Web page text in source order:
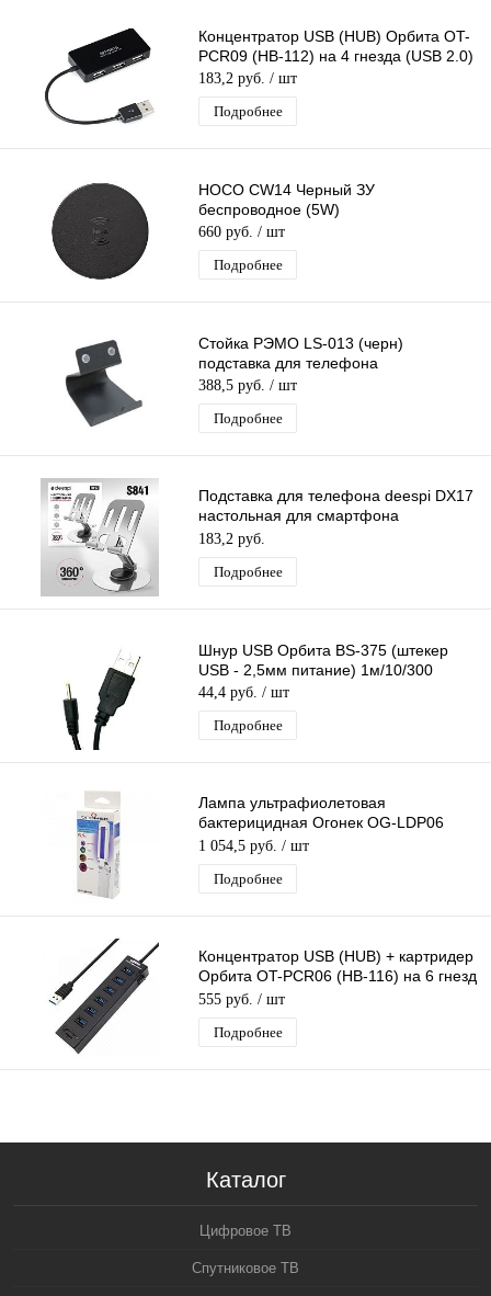
Концентратор USB (HUB) Орбита OT-
PCR09 (HB-112) на 4 гнезда (USB 2.0)
183,2 руб. / шт
Подробнее
HOCO CW14 Черный ЗУ
беспроводное (5W)
660 руб. / шт
Подробнее
Стойка РЭМО LS-013 (черн)
подставка для телефона
388,5 руб. / шт
Подробнее
Подставка для телефона deespi DX17
настольная для смартфона
держатель телефона и планшета
183,2 руб.
Подробнее
Шнур USB Орбита BS-375 (штекер
USB - 2,5мм питание) 1м/10/300
44,4 руб. / шт
Подробнее
Лампа ультрафиолетовая
бактерицидная Огонек OG-LDP06
дезинфекция (3Вт)
1 054,5 руб. / шт
Подробнее
Концентратор USB (HUB) + картридер
Орбита OT-PCR06 (HB-116) на 6 гнезд
(SD,TF)
555 руб. / шт
Подробнее
Каталог
Цифровое ТВ
Спутниковое ТВ